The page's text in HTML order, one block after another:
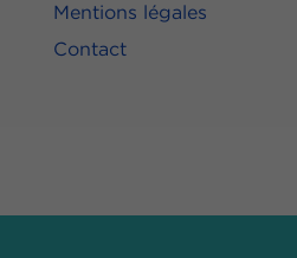
Mentions légales
Contact